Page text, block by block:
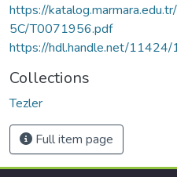
https://
5C/T0071956.pdf
https://hdl.handle.net/
Collections
Tezler
Full item page